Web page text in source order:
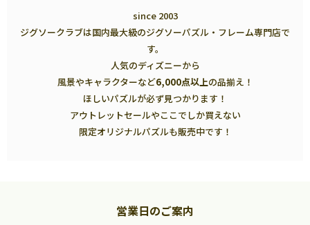
since 2003
ジグソークラブは国内最大級のジグソーパズル・フレーム専門店で
す。
人気のディズニーから
風景やキャラクターなど6,000点以上の品揃え！
ほしいパズルが必ず見つかります！
アウトレットセールやここでしか買えない
限定オリジナルパズルも販売中です！
営業日のご案内